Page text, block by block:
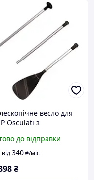
весло для
Osculati з
215 см 3 частини тип
до відправки
від340₴/міс
₴